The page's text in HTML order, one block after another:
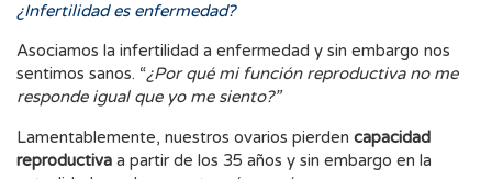
¿Infertilidad es enfermedad?
Asociamos la infertilidad a enfermedad y sin embargo nos
sentimos sanos. “¿Por qué mi función reproductiva no me
responde igual que yo me siento?”
Lamentablemente, nuestros ovarios pierden capacidad
reproductiva a partir de los 35 años y sin embargo en la